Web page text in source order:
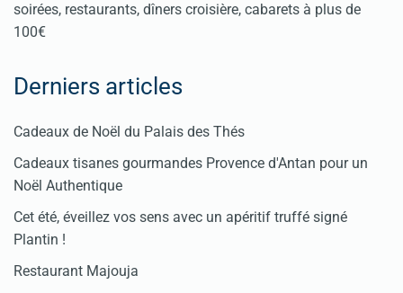
soirées, restaurants, dîners croisière, cabarets à plus de
100€
Derniers articles
Cadeaux de Noël du Palais des Thés
Cadeaux tisanes gourmandes Provence d'Antan pour un
Noël Authentique
Cet été, éveillez vos sens avec un apéritif truffé signé
Plantin !
Restaurant Majouja